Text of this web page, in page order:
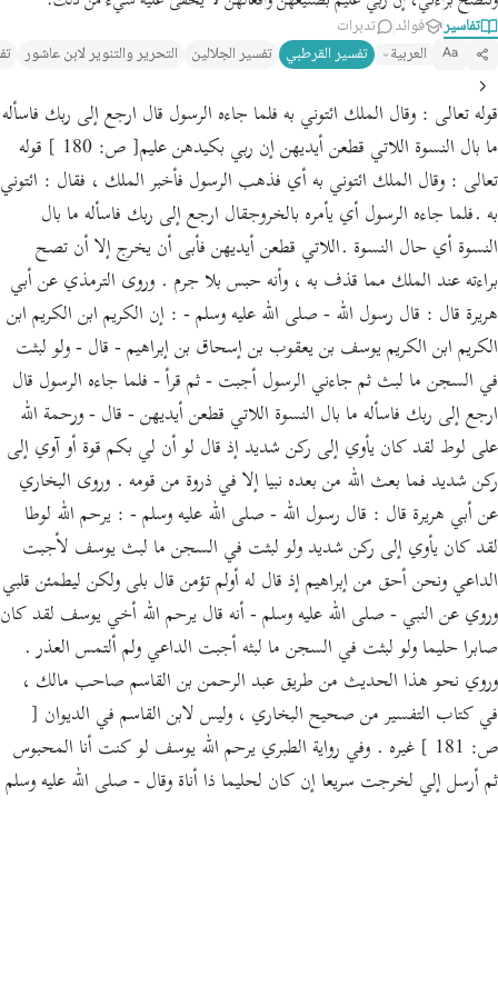
تفاسير فوائد تدبرات
Aa العربية تفسير القرطبي‎ تفسير الجلالين التحرير والتنوير لابن عاشور
قوله تعالى : وقال الملك ائتوني به فلما جاءه الرسول قال ارجع إلى ربك فاسأله
ما بال النسوة اللاتي قطعن أيديهن إن ربي بكيدهن عليم[ ص: 180 ] قوله
تعالى : وقال الملك ائتوني به أي فذهب الرسول فأخبر الملك ، فقال : ائتوني
به .فلما جاءه الرسول أي يأمره بالخروجقال ارجع إلى ربك فاسأله ما بال
النسوة أي حال النسوة .اللاتي قطعن أيديهن فأبى أن يخرج إلا أن تصح
براءته عند الملك مما قذف به ، وأنه حبس بلا جرم . وروى الترمذي عن أبي
هريرة قال : قال رسول الله - صلى الله عليه وسلم - : إن الكريم ابن الكريم ابن
الكريم ابن الكريم يوسف بن يعقوب بن إسحاق بن إبراهيم - قال - ولو لبثت
في السجن ما لبث ثم جاءني الرسول أجبت - ثم قرأ - فلما جاءه الرسول قال
ارجع إلى ربك فاسأله ما بال النسوة اللاتي قطعن أيديهن - قال - ورحمة الله
على لوط لقد كان يأوي إلى ركن شديد إذ قال لو أن لي بكم قوة أو آوي إلى
ركن شديد فما بعث الله من بعده نبيا إلا في ذروة من قومه . وروى البخاري
عن أبي هريرة قال : قال رسول الله - صلى الله عليه وسلم - : يرحم الله لوطا
لقد كان يأوي إلى ركن شديد ولو لبثت في السجن ما لبث يوسف لأجبت
الداعي ونحن أحق من إبراهيم إذ قال له أولم تؤمن قال بلى ولكن ليطمئن قلبي
وروي عن النبي - صلى الله عليه وسلم - أنه قال يرحم الله أخي يوسف لقد كان
صابرا حليما ولو لبثت في السجن ما لبثه أجبت الداعي ولم ألتمس العذر .
وروي نحو هذا الحديث من طريق عبد الرحمن بن القاسم صاحب مالك ،
في كتاب التفسير من صحيح البخاري ، وليس لابن القاسم في الديوان [
ص: 181 ] غيره . وفي رواية الطبري يرحم الله يوسف لو كنت أنا المحبوس
ثم أرسل إلي لخرجت سريعا إن كان لحليما ذا أناة وقال - صلى الله عليه وسلم